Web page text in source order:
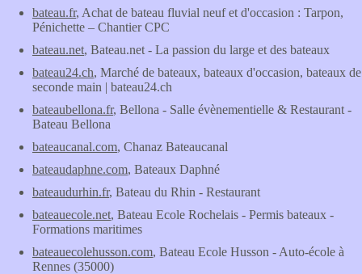
bateau.fr, Achat de bateau fluvial neuf et d'occasion : Tarpon,
Pénichette – Chantier CPC
bateau.net, Bateau.net - La passion du large et des bateaux
bateau24.ch, Marché de bateaux, bateaux d'occasion, bateaux de
seconde main | bateau24.ch
bateaubellona.fr, Bellona - Salle évènementielle & Restaurant -
Bateau Bellona
bateaucanal.com, Chanaz Bateaucanal
bateaudaphne.com, Bateaux Daphné
bateaudurhin.fr, Bateau du Rhin - Restaurant
bateauecole.net, Bateau Ecole Rochelais - Permis bateaux -
Formations maritimes
bateauecolehusson.com, Bateau Ecole Husson - Auto-école à
Rennes (35000)